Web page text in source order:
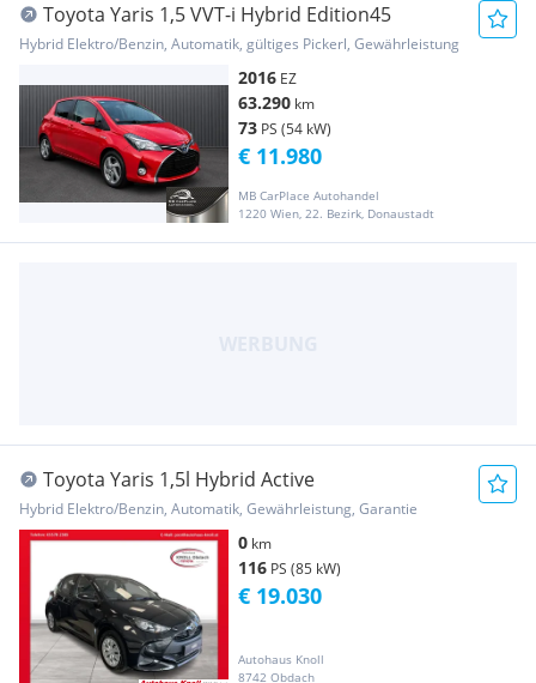
Toyota Yaris 1,5 VVT-i Hybrid Edition45
Hybrid Elektro/Benzin, Automatik, gültiges Pickerl, Gewährleistung
2016 EZ
63.290 km
73 PS (54 kW)
MB CarPlace Autohandel
1220 Wien, 22. Bezirk, Donaustadt
€ 11.980
Toyota Yaris 1,5l Hybrid Active
Hybrid Elektro/Benzin, Automatik, Gewährleistung, Garantie
0 km
116 PS (85 kW)
Autohaus Knoll
8742 Obdach
€ 19.030